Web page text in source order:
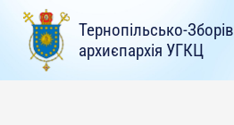
Тернопільсько-
архиєпархія УГКЦ